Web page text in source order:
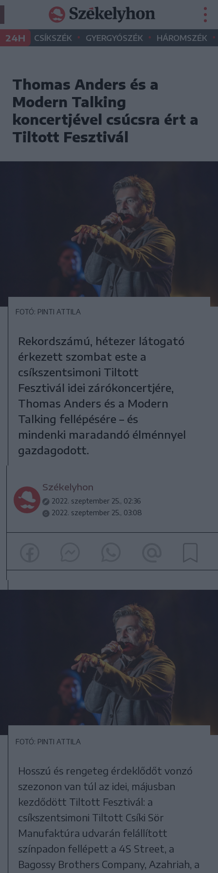
24H CSÍKSZÉK • GYERGYÓSZÉK • HÁROMSZÉK •
Thomas Anders és a
Modern Talking
koncertjével csúcsra ért a
Tiltott Fesztivál
FOTÓ: PINTI ATTILA
Rekordszámú, hétezer látogató
érkezett szombat este a
csíkszentsimoni Tiltott
Fesztivál idei zárókoncertjére,
Thomas Anders és a Modern
Talking fellépésére – és
mindenki maradandó élménnyel
gazdagodott.
Székelyhon
2022. szeptember 25., 02:36
2022. szeptember 25., 03:08
FOTÓ: PINTI ATTILA
Hosszú és rengeteg érdeklődőt vonzó
szezonon van túl az idei, májusban
kezdődött Tiltott Fesztivál: a
csíkszentsimoni Tiltott Csíki Sör
Manufaktúra udvarán felállított
színpadon fellépett a 4S Street, a
Bagossy Brothers Company, Azahriah, a